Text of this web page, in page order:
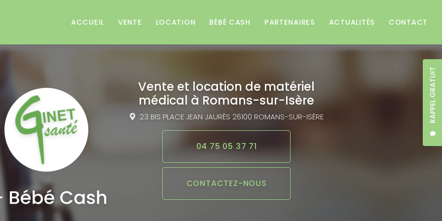
RAPPEL GRATUIT
ACCUEIL VENTE LOCATION BÉBÉ CASH PARTENAIRES ACTUALITÉS CONTACT
Vente et location de matériel
médical à Romans-sur-Isère
23 BIS PLACE JEAN JAURÈS 26100 ROMANS-SUR-ISÈRE
04 75 05 37 71
CONTACTEZ-NOUS